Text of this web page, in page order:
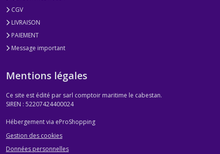
CGV
LIVRAISON
PAIEMENT
Message important
Mentions légales
Ce site est édité par sarl comptoir maritime le cabestan.
SIREN : 52207424400024
Hébergement via eProShopping
Gestion des cookies
Données personnelles